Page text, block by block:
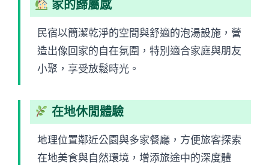
家的歸屬感
民宿以簡潔乾淨的空間與舒適的泡湯設施，營
造出像回家的自在氛圍，特別適合家庭與朋友
小聚，享受放鬆時光。
在地休閒體驗
地理位置鄰近公園與多家餐廳，方便旅客探索
在地美食與自然環境，增添旅途中的深度體